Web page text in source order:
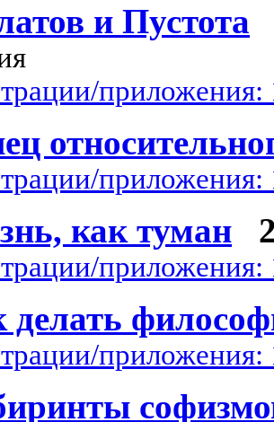
и Пустота
приложения:
приложения:
как туман
приложения:
делать
приложения: